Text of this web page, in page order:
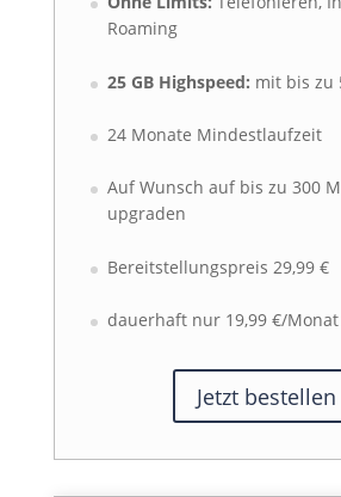
Roaming
25 GB Highspeed: mit bis zu
24 Monate Mindestlaufzeit
Auf Wunsch auf bis zu 300
upgraden
Bereitstellungspreis 29,99 €
dauerhaft nur 19,99 €/Monat
Jetzt bestellen